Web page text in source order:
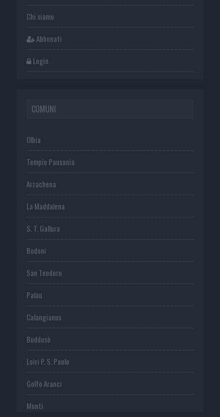
Chi siamo
Abbonati
Login
COMUNI
Olbia
Tempio Pausania
Arzachena
La Maddalena
S. T. Gallura
Budoni
San Teodoro
Palau
Calangianus
Buddusò
Loiri P. S. Paolo
Golfo Aranci
Monti